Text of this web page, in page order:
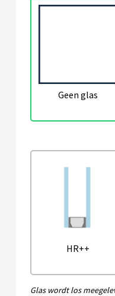
Geen glas
HR++
Glas wordt los